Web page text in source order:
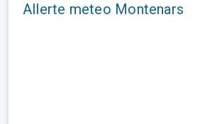
Allerte meteo Montenars